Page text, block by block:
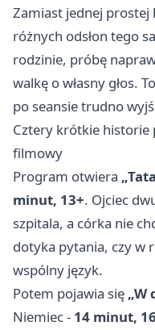
Zamiast jednej
różnych odsłon tego
rodzinie, próbę
walkę o własny głos.
po seansie trudno
Cztery krótkie historie
filmowy
Program otwiera
minut, 13+. Ojciec
szpitala, a córka nie
dotyka pytania, czy w
wspólny język.
Potem pojawia się „W
Niemiec - 14 minut,